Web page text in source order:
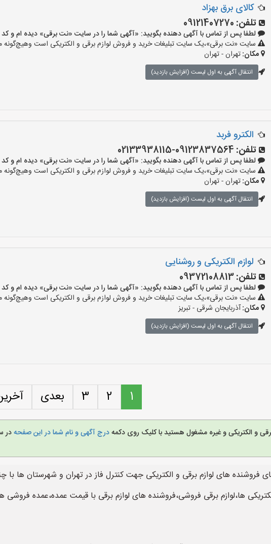
کالای برق بهزاد
تلفن: 09121407270
لطفا پس از تماس با آگهی دهنده بگویید: «آگهی شما را در سایت «نت برقی» دیده ام و کد «آگهی-40» را
سایت «نت برقی»،یک سایت تبلیغات خرید و فروش لوازم برقی و الکتریکی است وهیچ‌گونه
مکان:تهران - تهران
انتقال آگهی به اول لیست (افزایش بازدید)
الکترو فربد
تلفن: 09123837564-02133938115
لطفا پس از تماس با آگهی دهنده بگویید: «آگهی شما را در سایت «نت برقی» دیده ام و کد «آگهی-37» را
سایت «نت برقی»،یک سایت تبلیغات خرید و فروش لوازم برقی و الکتریکی است وهیچ‌گونه
مکان:تهران - تهران
انتقال آگهی به اول لیست (افزایش بازدید)
لوازم الکتریکی و روشنایی
تلفن:09372108813
لطفا پس از تماس با آگهی دهنده بگویید: «آگهی شما را در سایت «نت برقی» دیده ام و کد «آگهی-12» را
سایت «نت برقی»،یک سایت تبلیغات خرید و فروش لوازم برقی و الکتریکی است وهیچ‌گونه
مکان:آذربایجان شرقی - تبریز
انتقال آگهی به اول لیست (افزایش بازدید)
1
2
3 بعدی
و الکتریکی و غیره مشغول هستید با کلیک روی دکمهدرج آگهی و نام شما در این صفحهدر
فروشنده های لوازم برقی و الکتریکی جهت کنترل فاز در تهران و شهرستان ها
ها،لوازم برقی فروشی،فروشنده های لوازم برقی با قیمت عمده،عمده فروشی